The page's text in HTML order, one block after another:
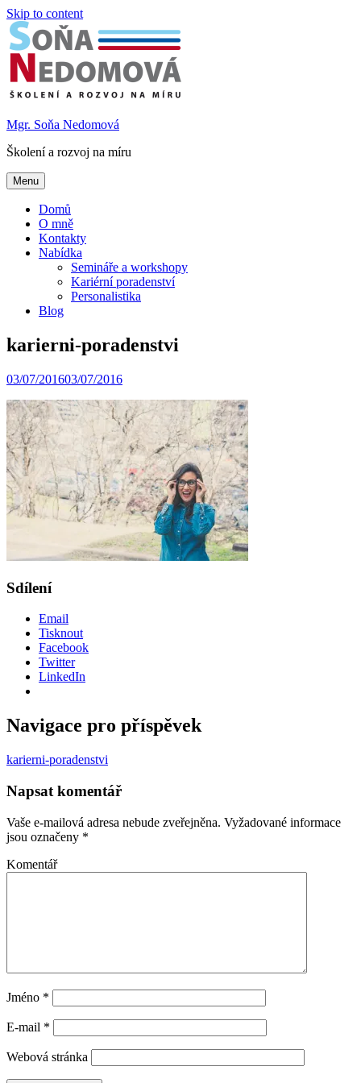
Skip to content
Mgr. Soňa Nedomová
Školení a rozvoj na míru
Menu
Domů
O mně
Kontakty
Nabídka
Semináře a workshopy
Kariérní poradenství
Personalistika
Blog
karierni-poradenstvi
03/07/201603/07/2016
Sdílení
Email
Tisknout
Facebook
Twitter
LinkedIn
Navigace pro příspěvek
karierni-poradenstvi
Napsat komentář
Vaše e-mailová adresa nebude zveřejněna. Vyžadované informace
jsou označeny *
Komentář
Jméno *
E-mail *
Webová stránka